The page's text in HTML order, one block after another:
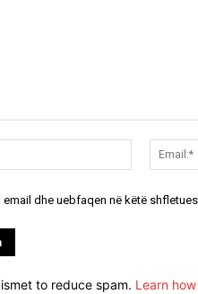
Emri:*
email dhe uebfaqen në këtë
to reduce spam. Learn